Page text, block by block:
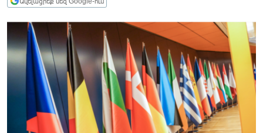
ՏԱՐԱԾԱՇՐՋԱՆ
ՄԻՋԱԶԳԱՅԻՆ
ՄՇԱԿՈՒՅԹ
ՍՊՈՐՏ
ՄԵԿՆԱԲԱՆՈՒԹՅՈՒՆ
ՏՏ ԵՒ ԻՆՏԵՐՆԵՏ